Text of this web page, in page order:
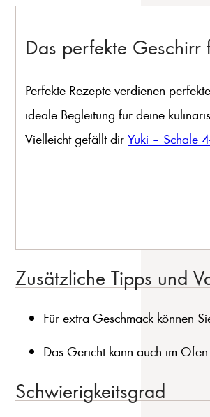
Das perfekte Geschirr
Perfekte Rezepte verdienen
ideale Begleitung für deine
Vielleicht gefällt dir Yuki – Schale
Zusätzliche Tipps und
Für extra Geschmack können
Das Gericht kann auch im
Schwierigkeitsgrad